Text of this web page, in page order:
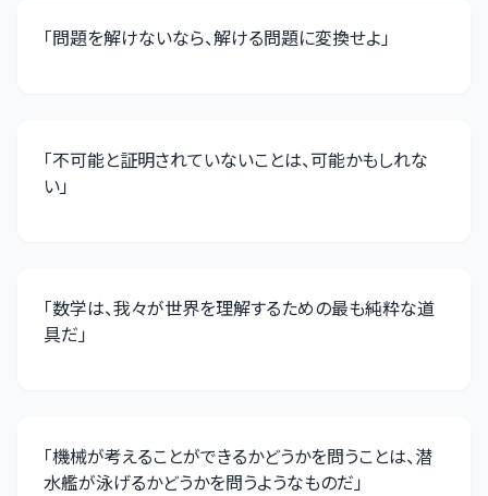
「問題を解けないなら、解ける問題に変換せよ」
「不可能と証明されていないことは、可能かもしれな
い」
「数学は、我々が世界を理解するための最も純粋な道
具だ」
「機械が考えることができるかどうかを問うことは、潜
水艦が泳げるかどうかを問うようなものだ」